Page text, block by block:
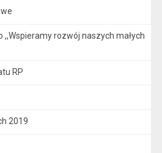
rozwój naszych małych
RP
2019